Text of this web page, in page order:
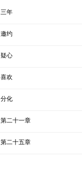
三年
邀约
疑心
喜欢
分化
第二十一章
第二十五章